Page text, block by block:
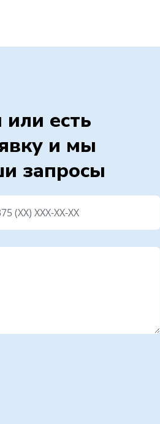
или есть
и мы
запросы